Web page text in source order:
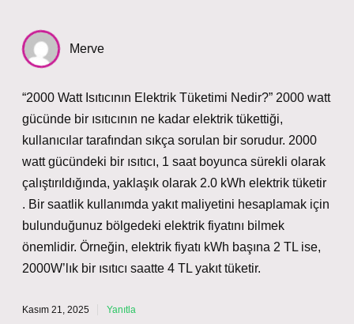
Merve
“2000 Watt Isıtıcının Elektrik Tüketimi Nedir?” 2000 watt
gücünde bir ısıtıcının ne kadar elektrik tükettiği,
kullanıcılar tarafından sıkça sorulan bir sorudur. 2000
watt gücündeki bir ısıtıcı, 1 saat boyunca sürekli olarak
çalıştırıldığında, yaklaşık olarak 2.0 kWh elektrik tüketir
. Bir saatlik kullanımda yakıt maliyetini hesaplamak için
bulunduğunuz bölgedeki elektrik fiyatını bilmek
önemlidir. Örneğin, elektrik fiyatı kWh başına 2 TL ise,
2000W’lık bir ısıtıcı saatte 4 TL yakıt tüketir.
Kasım 21, 2025 Yanıtla